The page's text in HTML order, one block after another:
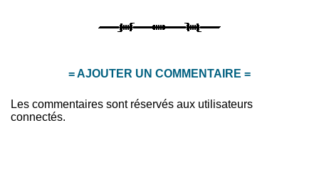
= AJOUTER UN COMMENTAIRE =
Les commentaires sont réservés aux utilisateurs
connectés.